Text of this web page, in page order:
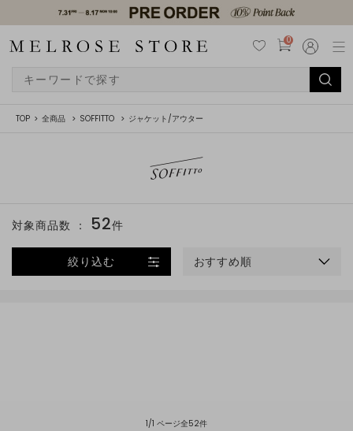
0
TOP 全商品 SOFFITTO ジャケット/アウター
絞り込む おすすめ順
対象商品数 ： 52件
1/1 ページ全52件